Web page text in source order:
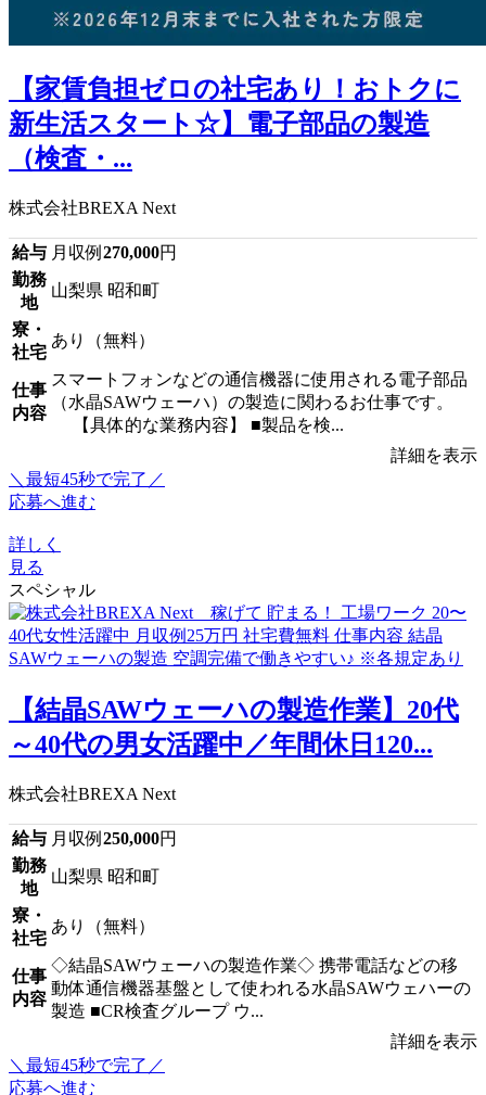
【家賃負担ゼロの社宅あり！おトクに
新生活スタート☆】電子部品の製造
（検査・...
株式会社BREXA Next
給与 月収例 270,000円
勤務
地
山梨県 昭和町
寮・
社宅
あり（無料）
仕事
内容
スマートフォンなどの通信機器に使用される電子部品
（水晶SAWウェーハ）の製造に関わるお仕事です。
【具体的な業務内容】 ■製品を検...
詳細を表示
＼最短45秒で完了／
応募へ進む
詳しく
見る
スペシャル
【結晶SAWウェーハの製造作業】20代
～40代の男女活躍中／年間休日120...
株式会社BREXA Next
給与 月収例 250,000円
勤務
地
山梨県 昭和町
寮・
社宅
あり（無料）
仕事
内容
◇結晶SAWウェーハの製造作業◇ 携帯電話などの移
動体通信機器基盤として使われる水晶SAWウェハーの
製造 ■CR検査グループ ウ...
詳細を表示
＼最短45秒で完了／
応募へ進む